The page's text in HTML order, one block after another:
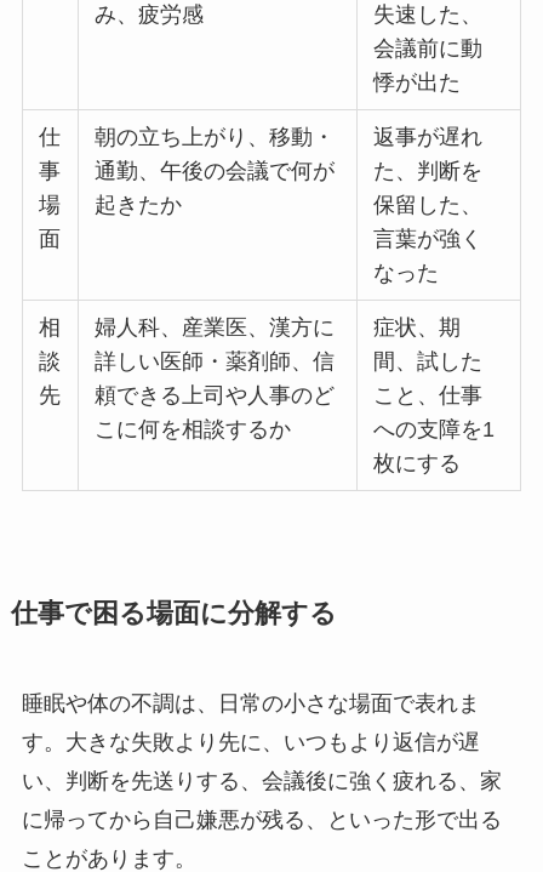
み、疲労感
失速した、
会議前に動
悸が出た
仕
事
場
面
朝の立ち上がり、移動・
通勤、午後の会議で何が
起きたか
返事が遅れ
た、判断を
保留した、
言葉が強く
なった
相
談
先
婦人科、産業医、漢方に
詳しい医師・薬剤師、信
頼できる上司や人事のど
こに何を相談するか
症状、期
間、試した
こと、仕事
への支障を1
枚にする
仕事で困る場面に分解する
睡眠や体の不調は、日常の小さな場面で表れま
す。大きな失敗より先に、いつもより返信が遅
い、判断を先送りする、会議後に強く疲れる、家
に帰ってから自己嫌悪が残る、といった形で出る
ことがあります。